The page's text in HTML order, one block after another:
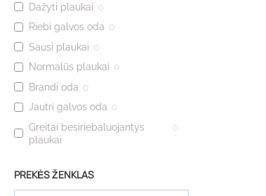
Dažyti plaukai 0
Riebi galvos oda 0
Sausi plaukai 0
Normalūs plaukai 0
Brandi oda 0
Jautri galvos oda 0
Greitai besiriebaluojantys
plaukai
0
PREKĖS ŽENKLAS